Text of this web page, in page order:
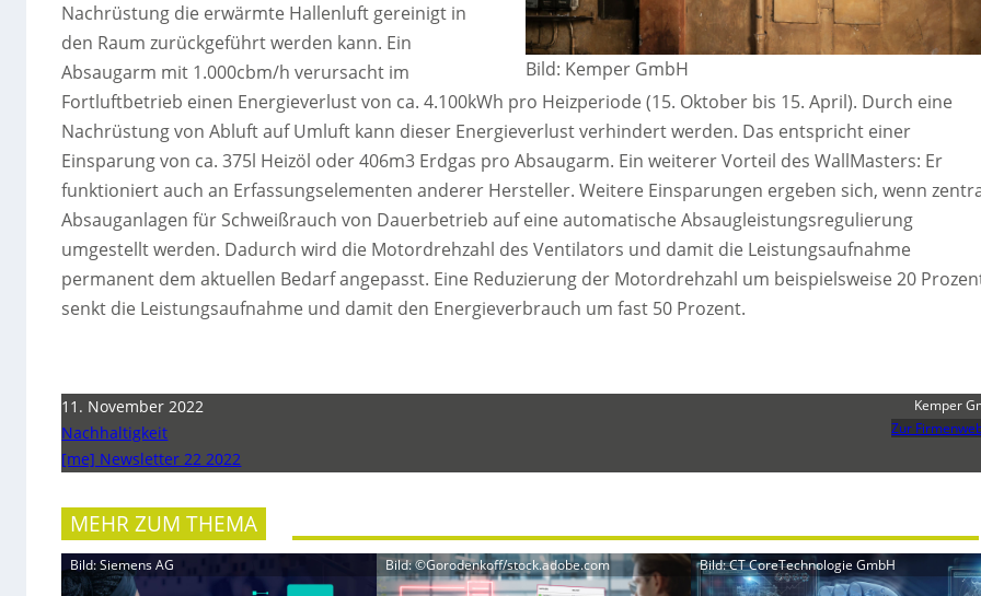
Bild: Kemper GmbH
Nachrüstung die erwärmte Hallenluft gereinigt in
den Raum zurückgeführt werden kann. Ein
Absaugarm mit 1.000cbm/h verursacht im
Fortluftbetrieb einen Energieverlust von ca. 4.100kWh pro Heizperiode (15. Oktober bis 15. April). Durch eine
Nachrüstung von Abluft auf Umluft kann dieser Energieverlust verhindert werden. Das entspricht einer
Einsparung von ca. 375l Heizöl oder 406m3 Erdgas pro Absaugarm. Ein weiterer Vorteil des WallMasters: Er
funktioniert auch an Erfassungselementen anderer Hersteller. Weitere Einsparungen ergeben sich, wenn
Absauganlagen für Schweißrauch von Dauerbetrieb auf eine automatische Absaugleistungsregulierung
umgestellt werden. Dadurch wird die Motordrehzahl des Ventilators und damit die Leistungsaufnahme
permanent dem aktuellen Bedarf angepasst. Eine Reduzierung der Motordrehzahl um beispielsweise 20
senkt die Leistungsaufnahme und damit den Energieverbrauch um fast 50 Prozent.
11. November 2022
Nachhaltigkeit
[me] Newsletter 22 2022
Kemper
Zur
MEHR ZUM THEMA
Bild: Siemens AG Bild: ©Gorodenkoff/stock.adobe.com Bild: CT CoreTechnologie GmbH